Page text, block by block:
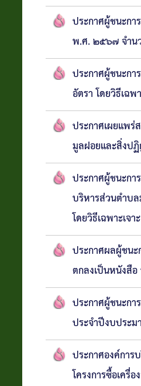
ประกาศผู้ชนะกา
พ.ศ. ๒๕๖๗ จำน
ประกาศผู้ชนะก
อัตรา โดยวิธีเฉพ
ประกาศเผยแพ
มูลฝอยและสิ่งป
ประกาศผู้ชนะกา
บริหารส่วนตำบ
โดยวิธีเฉพาะเจา
ประกาศผลผู้ชน
ตกลงเป็นหนังสื
ประกาศผู้ชนะก
ประจำปีงบประ
ประกาศองค์กา
โครงการซื้อเครื่